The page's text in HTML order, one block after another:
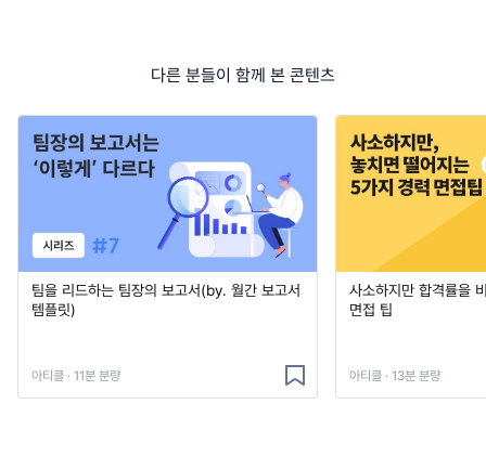
다른 분들이 함께 본 콘텐츠
팀을 리드하는 팀장의 보고서(by. 월간 보고서
템플릿)
아티클 · 11분 분량
사소하지만 합격률을
면접 팁
아티클 · 13분 분량